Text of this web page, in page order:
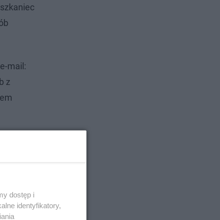
mail:
z
o
dostęp i
identyfikatory,